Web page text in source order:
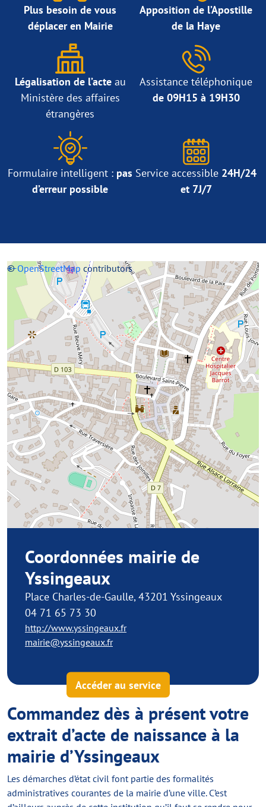
Plus besoin de vous
déplacer en Mairie
Apposition de l’Apostille
de la Haye
Légalisation de l’acteau
Ministère des affaires
étrangères
Assistance téléphonique
de 09H15 à 19H30
Formulaire intelligent : pas
d’erreur possible
Service accessible 24H/24
et 7J/7
+−
©OpenStreetMap contributors
Coordonnées mairie de
Yssingeaux
Place Charles-de-Gaulle, 43201 Yssingeaux
04 71 65 73 30
http://www.yssingeaux.fr
mairie@yssingeaux.fr
Accéder au service
Commandez dès à présent votre
extrait d’acte de naissance à la
mairie d’Yssingeaux
Les démarches d’état civil font partie des formalités
administratives courantes de la mairie d’une ville. C’est